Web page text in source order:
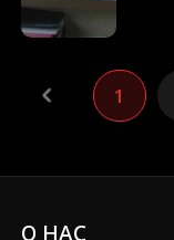
ФБР!
—
1
О НАС